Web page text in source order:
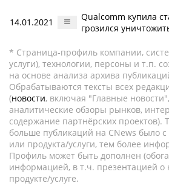
14.01.2021
Qualcomm купила
грозился
* Страница-профиль компании,
услуги), технологии, персоны и т.п.
на основе анализа архива
Обрабатываются тексты всех
(новости, включая "Главные новости",
аналитические обзоры рынков,
содержание партнёрских проектов).
больше публикаций на CNews было
или продукта/услуги, тем более
Профиль может быть дополнен
информацией, в т.ч. презентацией о
продукте/услуге.